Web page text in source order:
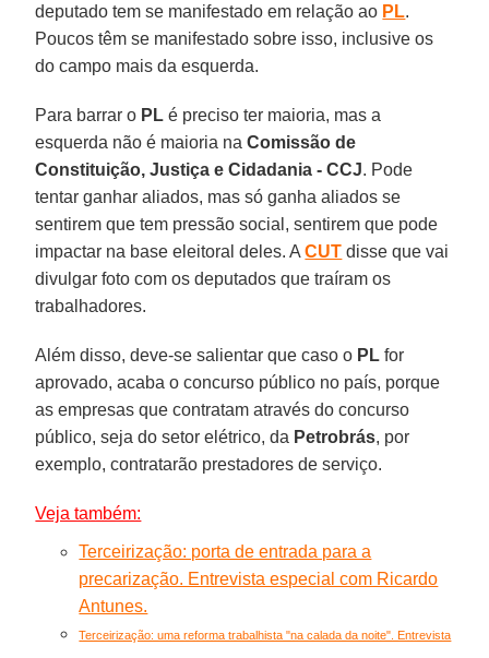
deputado tem se manifestado em relação ao PL.
Poucos têm se manifestado sobre isso, inclusive os
do campo mais da esquerda.
Para barrar o PL é preciso ter maioria, mas a
esquerda não é maioria naComissão de
Constituição, Justiça e Cidadania - CCJ. Pode
tentar ganhar aliados, mas só ganha aliados se
sentirem que tem pressão social, sentirem que pode
impactar na base eleitoral deles. ACUT disse que vai
divulgar foto com os deputados que traíram os
trabalhadores.
Além disso, deve-se salientar que caso o PL for
aprovado, acaba o concurso público no país, porque
as empresas que contratam através do concurso
público, seja do setor elétrico, da Petrobrás, por
exemplo, contratarão prestadores de serviço.
Veja também:
Terceirização: porta de entrada para a
precarização. Entrevista especial com Ricardo
Antunes.
Terceirização: uma reforma trabalhista "na calada da noite". Entrevista